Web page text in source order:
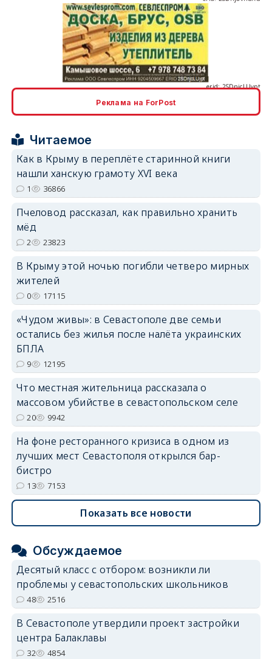
Реклама на ForPost
Читаемое
Как в Крыму в переплёте старинной книги
нашли ханскую грамоту XVI века
1 36866
Пчеловод рассказал, как правильно хранить
мёд
2 23823
В Крыму этой ночью погибли четверо мирных
жителей
0 17115
«Чудом живы»: в Севастополе две семьи
остались без жилья после налёта украинских
БПЛА
9 12195
Что местная жительница рассказала о
массовом убийстве в севастопольском селе
20 9942
На фоне ресторанного кризиса в одном из
лучших мест Севастополя открылся бар-
бистро
13 7153
Показать все новости
Обсуждаемое
Десятый класс с отбором: возникли ли
проблемы у севастопольских школьников
48 2516
В Севастополе утвердили проект застройки
центра Балаклавы
32 4854